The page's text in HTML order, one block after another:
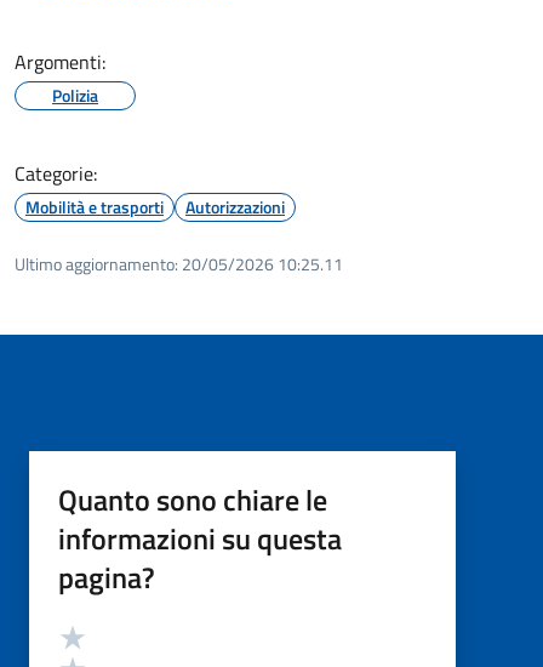
Argomenti:
Polizia
Categorie:
Mobilità e trasporti Autorizzazioni
Ultimo aggiornamento: 20/05/2026 10:25.11
Quanto sono chiare le
informazioni su questa
pagina?
Valutazione